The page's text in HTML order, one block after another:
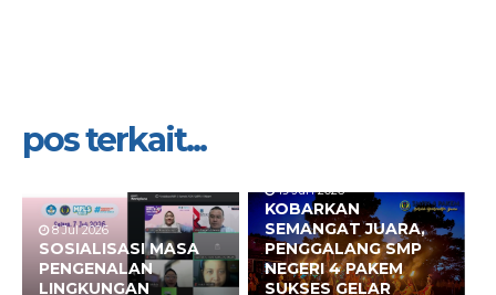
pos terkait...
8 Jul 2026
SOSIALISASI MASA
PENGENALAN
LINGKUNGAN
19 Jun 2026
KOBARKAN
SEMANGAT JUARA,
PENGGALANG SMP
NEGERI 4 PAKEM
SUKSES GELAR